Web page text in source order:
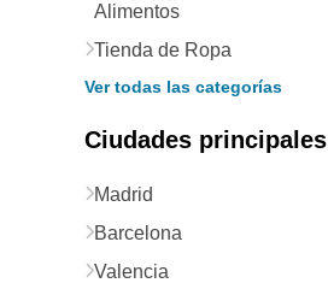
Alimentos
Tienda de Ropa
Ver todas las categorías
Ciudades principales
Madrid
Barcelona
Valencia